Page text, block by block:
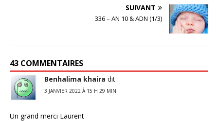
SUIVANT
336 – AN 10 & ADN (1/3)
43 COMMENTAIRES
Benhalima khaira dit :
3 JANVIER 2022 À 15 H 29 MIN
Un grand merci Laurent